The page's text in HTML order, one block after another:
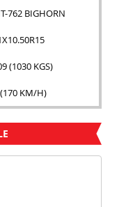
762 BIGHORN
(1030 KGS)
KM/H)